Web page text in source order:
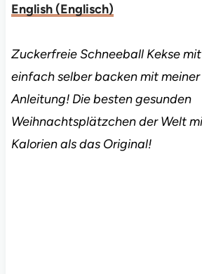
English(Englisch)
Zuckerfreie Schneeball Kekse
einfach selber backen mit
Anleitung! Die besten gesunden
Weihnachtsplätzchen der Welt
Kalorien als das Original!